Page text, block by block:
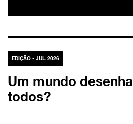
EDIÇÃO - JUL 2026
Um mundo
todos?